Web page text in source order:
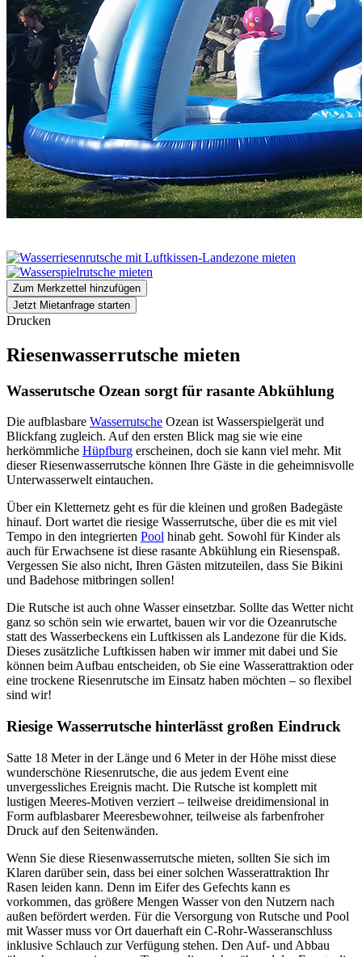
Zum Merkzettel hinzufügen
Jetzt Mietanfrage starten
Drucken
Riesenwasserrutsche mieten
Wasserutsche Ozean sorgt für rasante Abkühlung
Die aufblasbare Wasserrutsche Ozean ist Wasserspielgerät und
Blickfang zugleich. Auf den ersten Blick mag sie wie eine
herkömmliche Hüpfburg erscheinen, doch sie kann viel mehr. Mit
dieser Riesenwasserrutsche können Ihre Gäste in die geheimnisvolle
Unterwasserwelt eintauchen.
Über ein Kletternetz geht es für die kleinen und großen Badegäste
hinauf. Dort wartet die riesige Wasserrutsche, über die es mit viel
Tempo in den integrierten Pool hinab geht. Sowohl für Kinder als
auch für Erwachsene ist diese rasante Abkühlung ein Riesenspaß.
Vergessen Sie also nicht, Ihren Gästen mitzuteilen, dass Sie Bikini
und Badehose mitbringen sollen!
Die Rutsche ist auch ohne Wasser einsetzbar. Sollte das Wetter nicht
ganz so schön sein wie erwartet, bauen wir vor die Ozeanrutsche
statt des Wasserbeckens ein Luftkissen als Landezone für die Kids.
Dieses zusätzliche Luftkissen haben wir immer mit dabei und Sie
können beim Aufbau entscheiden, ob Sie eine Wasserattraktion oder
eine trockene Riesenrutsche im Einsatz haben möchten – so flexibel
sind wir!
Riesige Wasserrutsche hinterlässt großen Eindruck
Satte 18 Meter in der Länge und 6 Meter in der Höhe misst diese
wunderschöne Riesenrutsche, die aus jedem Event eine
unvergessliches Ereignis macht. Die Rutsche ist komplett mit
lustigen Meeres-Motiven verziert – teilweise dreidimensional in
Form aufblasbarer Meeresbewohner, teilweise als farbenfroher
Druck auf den Seitenwänden.
Wenn Sie diese Riesenwasserrutsche mieten, sollten Sie sich im
Klaren darüber sein, dass bei einer solchen Wasserattraktion Ihr
Rasen leiden kann. Denn im Eifer des Gefechts kann es
vorkommen, das größere Mengen Wasser von den Nutzern nach
außen befördert werden. Für die Versorgung von Rutsche und Pool
mit Wasser muss vor Ort dauerhaft ein C-Rohr-Wasseranschluss
inklusive Schlauch zur Verfügung stehen. Den Auf- und Abbau